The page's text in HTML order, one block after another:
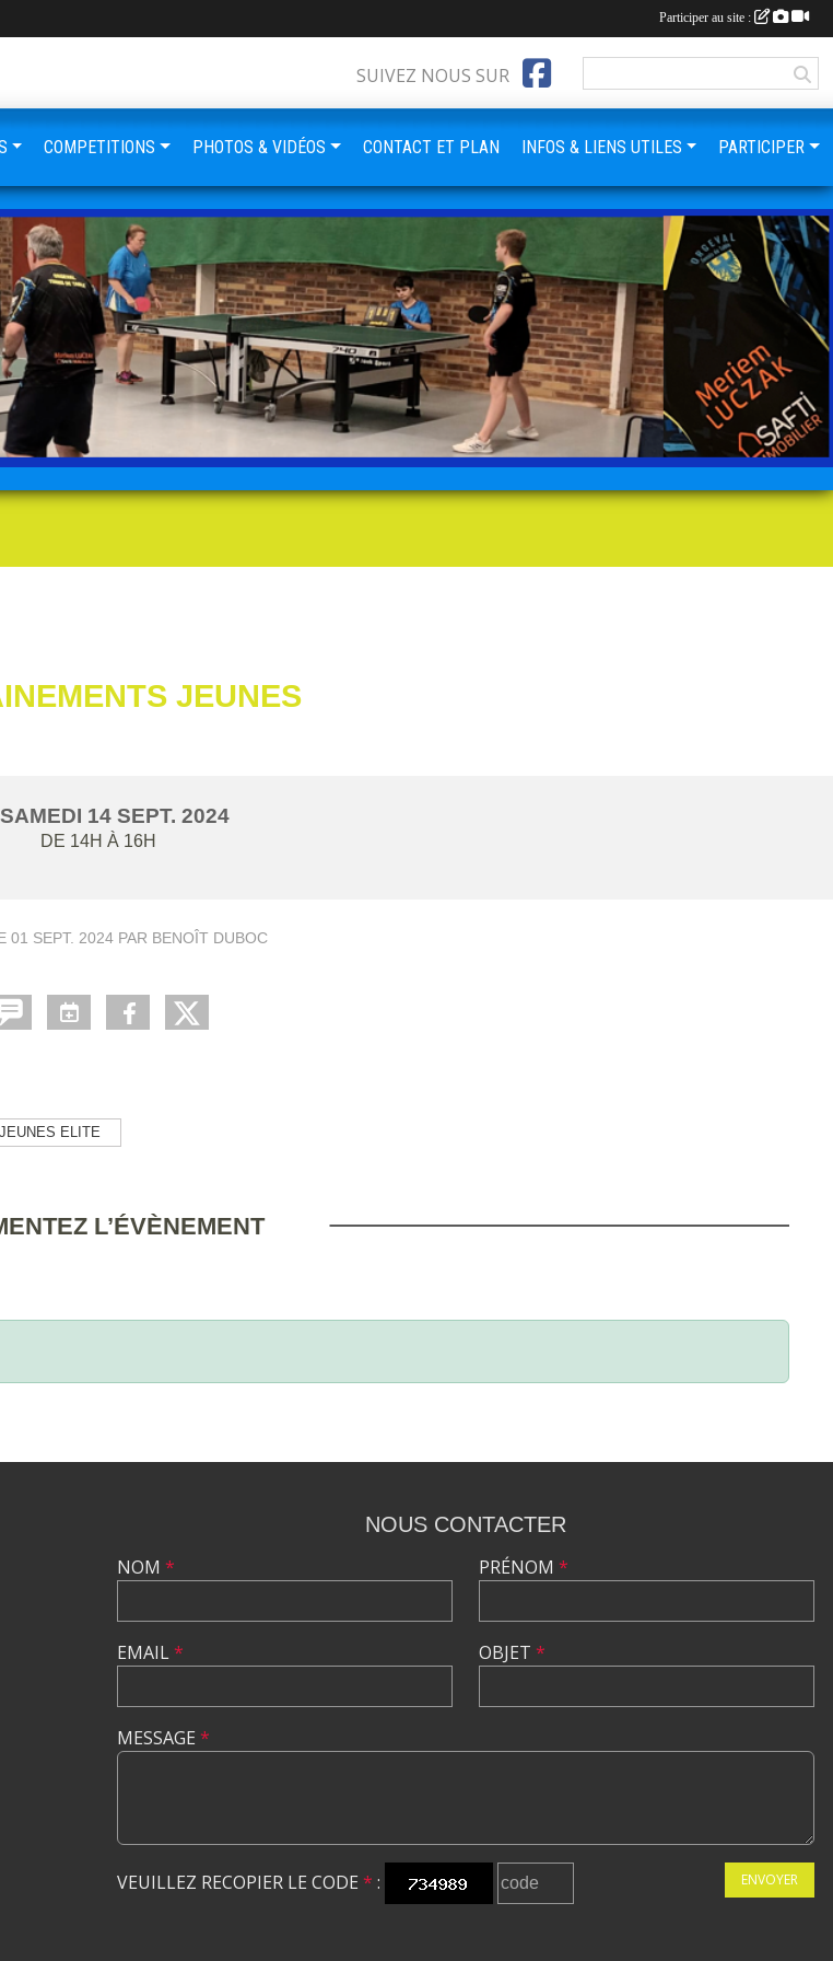
JEUNES
SAMEDI 14 SEPT. 2024
DE 14H À 16H
01 SEPT. 2024PAR BENOÎT DUBOC
ELITE
L’ÉVÈNEMENT
SUIVEZ NOUS SUR
COMPETITIONS PHOTOS & VIDÉOS CONTACT ET PLAN INFOS & LIENS UTILES PARTICIPER
NOUS CONTACTER
NOM *
EMAIL*
PRÉNOM *
OBJET *
MESSAGE *
VEUILLEZ RECOPIER LE CODE * : ENVOYER
Participer au site :